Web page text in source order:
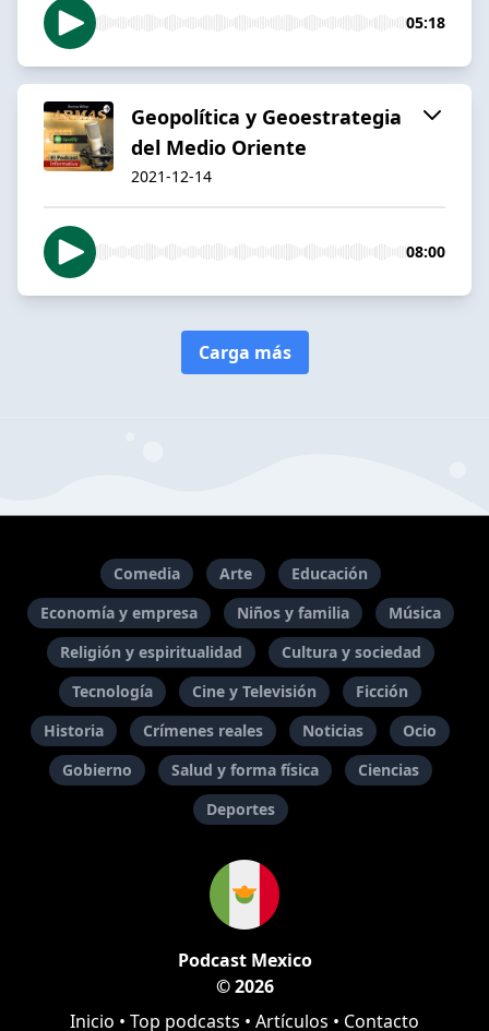
05:18
Geopolítica y Geoestrategia
del Medio Oriente
2021-12-14
08:00
Carga más
Comedia Arte
Educación
Economía y empresa
Niños y familia
Música
Religión y espiritualidad
Cultura y sociedad
Tecnología
Cine y Televisión
Ficción
Historia
Crímenes reales Noticias
Ocio
Gobierno
Salud y forma física
Ciencias
Deportes
Podcast Mexico
© 2026
Inicio • Top podcasts • Artículos • Contacto